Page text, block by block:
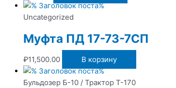
Uncategorized
Муфта ПД 17-73-7СП
₽11,500.00 В корзину
Бульдозер Б-10 / Трактор Т-170